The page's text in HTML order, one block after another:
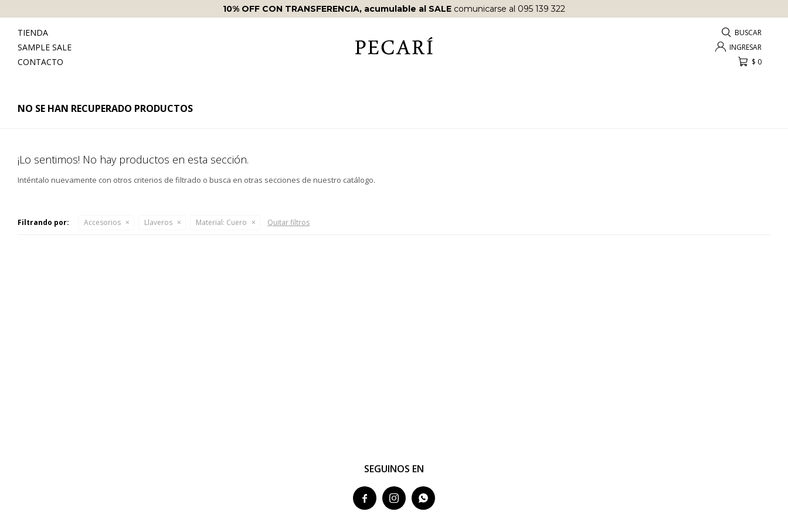
10% OFF CON TRANSFERENCIA, acumulable al SALE comunicarse al 095 139 322
TIENDA
SAMPLE SALE
CONTACTO
$ 0
NO SE HAN RECUPERADO PRODUCTOS
¡Lo sentimos! No hay productos en esta sección.
Inténtalo nuevamente con otros criterios de filtrado o busca en otras secciones de nuestro catálogo.
Filtrando por: Accesorios Llaveros Material: Cuero Quitar filtros
SEGUINOS EN
  